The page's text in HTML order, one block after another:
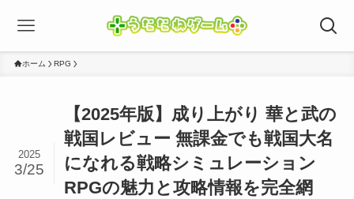
ホーム RPG
【2025年版】成り上がり 華と武の
戦国レビュー 無課金でも戦国大名
になれる戦略シミュレーション
RPGの魅力と攻略情報を完全網
2025
3/25